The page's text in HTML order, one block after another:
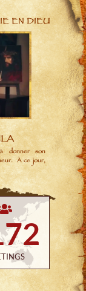
EN DIEU
donner son
À ce jour,